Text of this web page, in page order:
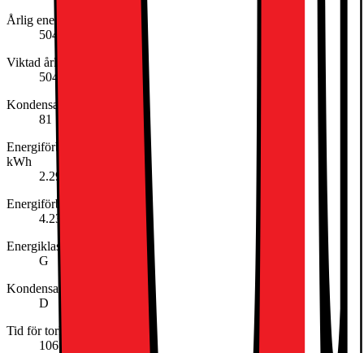
Årlig energiförbrukning (kWh/år)
504
Viktad årlig strömförbrukning, torktumlare
504
Kondensationseffektivitet (%)
81
Energiförbruk för standardprogram bomull, halvfull maskin: 0.84
kWh
2.29
Energiförbruk för standardprogram bomull, full maskin: 1.37 kWh
4.23
Energiklass
G
Kondensation (Effektivitetsklass)
D
Tid för torkcykel (minuter)
106